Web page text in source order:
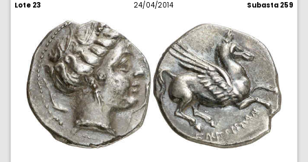
Lote 23 24/04/2014 Subasta 259